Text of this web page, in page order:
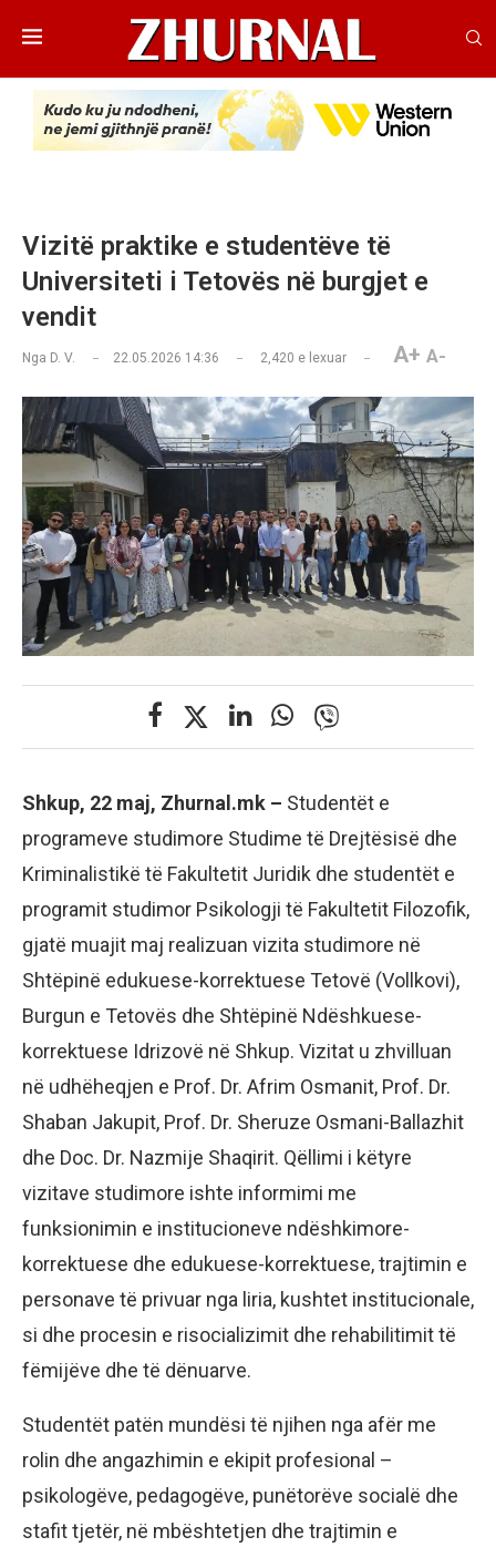
Vizitë praktike e studentëve të
Universiteti i Tetovës në burgjet e
vendit
Nga D. V. 22.05.2026 14:36 2,420 e lexuar A+ A-
Shkup, 22 maj, Zhurnal.mk – Studentët e
programeve studimore Studime të Drejtësisë dhe
Kriminalistikë të Fakultetit Juridik dhe studentët e
programit studimor Psikologji të Fakultetit Filozofik,
gjatë muajit maj realizuan vizita studimore në
Shtëpinë edukuese-korrektuese Tetovë (Vollkovi),
Burgun e Tetovës dhe Shtëpinë Ndëshkuese-
korrektuese Idrizovë në Shkup. Vizitat u zhvilluan
në udhëheqjen e Prof. Dr. Afrim Osmanit, Prof. Dr.
Shaban Jakupit, Prof. Dr. Sheruze Osmani-Ballazhit
dhe Doc. Dr. Nazmije Shaqirit. Qëllimi i këtyre
vizitave studimore ishte informimi me
funksionimin e institucioneve ndëshkimore-
korrektuese dhe edukuese-korrektuese, trajtimin e
personave të privuar nga liria, kushtet institucionale,
si dhe procesin e risocializimit dhe rehabilitimit të
fëmijëve dhe të dënuarve.
Studentët patën mundësi të njihen nga afër me
rolin dhe angazhimin e ekipit profesional –
psikologëve, pedagogëve, punëtorëve socialë dhe
stafit tjetër, në mbështetjen dhe trajtimin e